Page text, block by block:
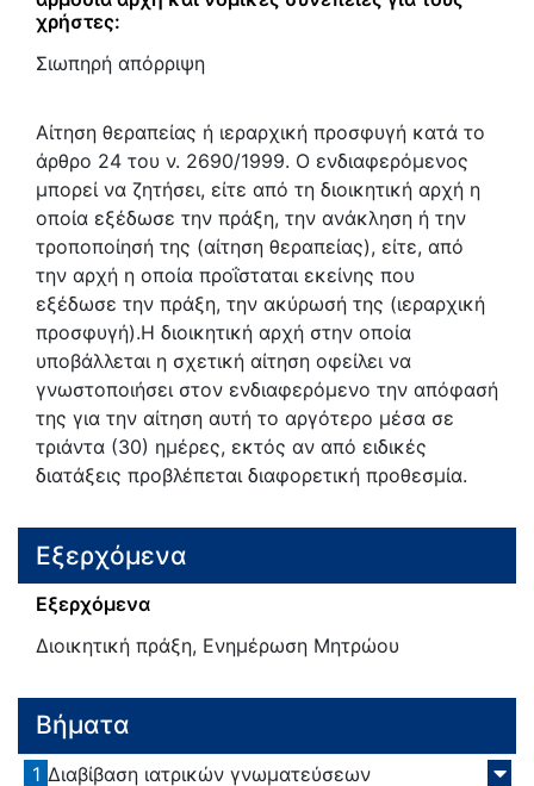
χρήστες:
Σιωπηρή απόρριψη
Αίτηση θεραπείας ή ιεραρχική προσφυγή κατά το
άρθρο 24 του ν. 2690/1999. Ο ενδιαφερόμενος
μπορεί να ζητήσει, είτε από τη διοικητική αρχή η
οποία εξέδωσε την πράξη, την ανάκληση ή την
τροποποίησή της (αίτηση θεραπείας), είτε, από
την αρχή η οποία προΐσταται εκείνης που
εξέδωσε την πράξη, την ακύρωσή της (ιεραρχική
προσφυγή).Η διοικητική αρχή στην οποία
υποβάλλεται η σχετική αίτηση οφείλει να
γνωστοποιήσει στον ενδιαφερόμενο την απόφασή
της για την αίτηση αυτή το αργότερο μέσα σε
τριάντα (30) ημέρες, εκτός αν από ειδικές
διατάξεις προβλέπεται διαφορετική προθεσμία.
Εξερχόμενα
Εξερχόμενα
Διοικητική πράξη, Ενημέρωση Μητρώου
Βήματα
1 Διαβίβαση ιατρικών γνωματεύσεων